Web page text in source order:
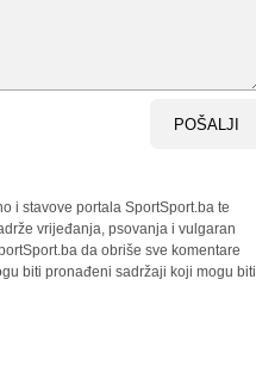
POŠALJI
i stavove portala SportSport.ba te
vrijeđanja, psovanja i vulgaran
da obriše sve komentare
biti pronađeni sadržaji koji mogu biti